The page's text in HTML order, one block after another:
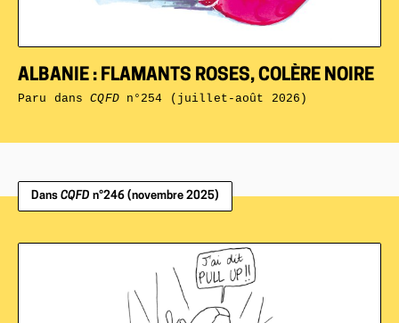
ALBANIE : FLAMANTS ROSES, COLÈRE NOIRE
Paru dansCQFDn°254 (juillet-août 2026)
Dans CQFD n°246 (novembre 2025)